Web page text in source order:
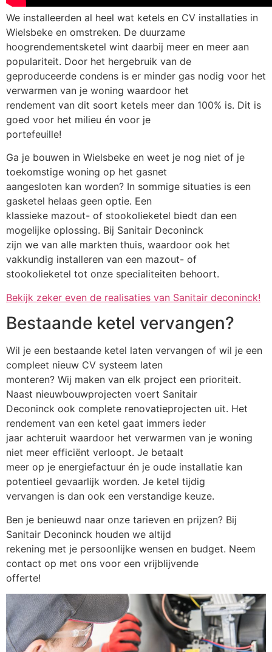
We installeerden al heel wat ketels en CV installaties in
Wielsbeke en omstreken. De duurzame
hoogrendementsketel wint daarbij meer en meer aan
populariteit. Door het hergebruik van de
geproduceerde condens is er minder gas nodig voor het
verwarmen van je woning waardoor het
rendement van dit soort ketels meer dan 100% is. Dit is
goed voor het milieu én voor je
portefeuille!
Ga je bouwen in Wielsbeke en weet je nog niet of je
toekomstige woning op het gasnet
aangesloten kan worden? In sommige situaties is een
gasketel helaas geen optie. Een
klassieke mazout- of stookolieketel biedt dan een
mogelijke oplossing. Bij Sanitair Deconinck
zijn we van alle markten thuis, waardoor ook het
vakkundig installeren van een mazout- of
stookolieketel tot onze specialiteiten behoort.
Bekijk zeker even de realisaties van Sanitair deconinck!
Bestaande ketel vervangen?
Wil je een bestaande ketel laten vervangen of wil je een
compleet nieuw CV systeem laten
monteren? Wij maken van elk project een prioriteit.
Naast nieuwbouwprojecten voert Sanitair
Deconinck ook complete renovatieprojecten uit. Het
rendement van een ketel gaat immers ieder
jaar achteruit waardoor het verwarmen van je woning
niet meer efficiënt verloopt. Je betaalt
meer op je energiefactuur én je oude installatie kan
potentieel gevaarlijk worden. Je ketel tijdig
vervangen is dan ook een verstandige keuze.
Ben je benieuwd naar onze tarieven en prijzen? Bij
Sanitair Deconinck houden we altijd
rekening met je persoonlijke wensen en budget. Neem
contact op met ons voor een vrijblijvende
offerte!